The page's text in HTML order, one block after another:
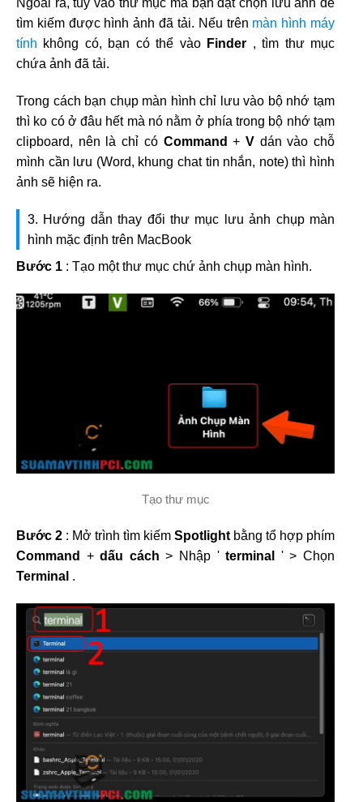
Ngoài ra, tuỳ vào thư mục mà bạn đặt chọn lưu ảnh để
tìm kiếm được hình ảnh đã tải. Nếu trên màn hình máy
tính không có, bạn có thể vào Finder , tìm thư mục
chứa ảnh đã tải.
Trong cách bạn chụp màn hình chỉ lưu vào bộ nhớ tạm
thì ko có ở đâu hết mà nó nằm ở phía trong bộ nhớ tạm
clipboard, nên là chỉ có Command+ V dán vào chỗ
mình cần lưu (Word, khung chat tin nhắn, note) thì hình
ảnh sẽ hiện ra.
3. Hướng dẫn thay đổi thư mục lưu ảnh chụp màn
hình mặc định trên MacBook
Bước 1 : Tạo một thư mục chứ ảnh chụp màn hình.
Tạo thư mục
Bước 2 : Mở trình tìm kiếm Spotlight bằng tổ hợp phím
Command +dấu cách> Nhập 'terminal ' > Chọn
Terminal .